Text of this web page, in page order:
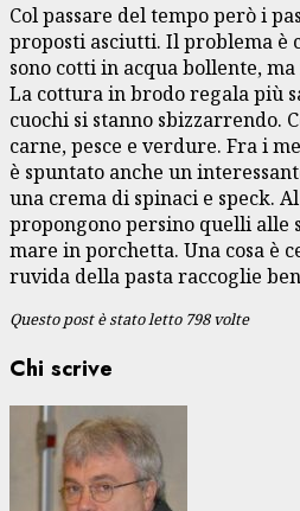
Col passare del tempo però i
proposti asciutti. Il problema è
sono cotti in acqua bollente, ma
La cottura in brodo regala più
cuochi si stanno sbizzarrendo.
carne, pesce e verdure. Fra i
è spuntato anche un
una crema di spinaci e speck.
propongono persino quelli alle
mare in porchetta. Una cosa è
ruvida della pasta raccoglie
Questo post è stato letto 798 volte
Chi scrive